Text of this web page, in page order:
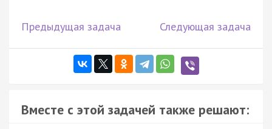
Предыдущая задача Следующая задача
Вместе с этой задачей также решают: